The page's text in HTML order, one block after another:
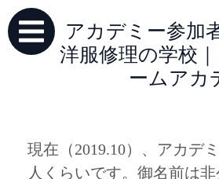
アカデミー参加
洋服修理の学校
ームアカ
現在（2019.10）、アカデ
人くらいです。御名前は非